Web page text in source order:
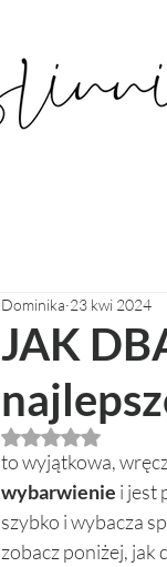
JAK
Dominika 23 kwi 2024
Oceniono na
to wyjątkowa,
wybarwienie i jest
szybko i wybacza
zobacz poniżej, jak